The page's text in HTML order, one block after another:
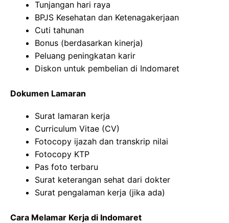
Tunjangan hari raya
BPJS Kesehatan dan Ketenagakerjaan
Cuti tahunan
Bonus (berdasarkan kinerja)
Peluang peningkatan karir
Diskon untuk pembelian di Indomaret
Dokumen Lamaran
Surat lamaran kerja
Curriculum Vitae (CV)
Fotocopy ijazah dan transkrip nilai
Fotocopy KTP
Pas foto terbaru
Surat keterangan sehat dari dokter
Surat pengalaman kerja (jika ada)
Cara Melamar Kerja di Indomaret